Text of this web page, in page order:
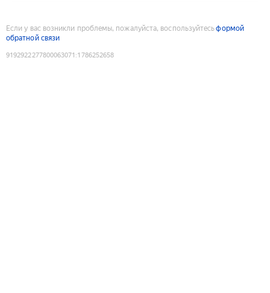
Если у вас возникли проблемы, пожалуйста, воспользуйтесьформой
обратной связи
9192922277800063071 :1786252658